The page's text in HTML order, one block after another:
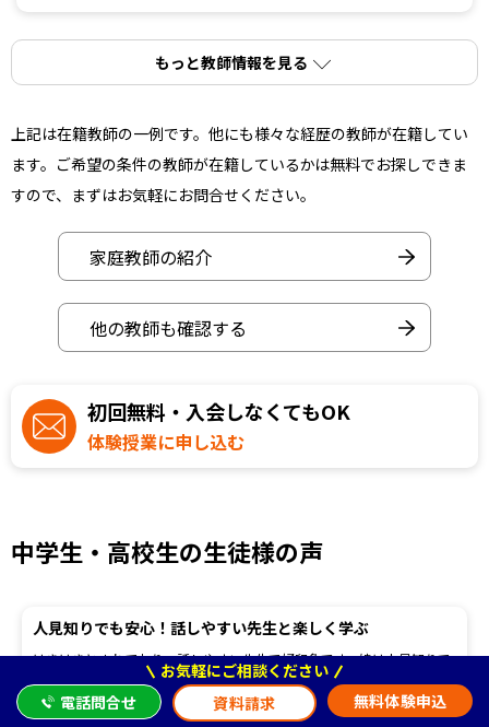
もっと教師情報を見る
上記は在籍教師の一例です。他にも様々な経歴の教師が在籍してい
ます。ご希望の条件の教師が在籍しているかは無料でお探しできま
すので、まずはお気軽にお問合せください。
家庭教師の紹介
他の教師も確認する
初回無料・入会しなくてもOK
体験授業に申し込む
中学生・高校生の生徒様の声
人見知りでも安心！話しやすい先生と楽しく学ぶ
はきはきとされており、話しやすい先生で好印象です。娘は人見知りで
すが、緊張しながらも話せていたので、先生にお願いしようと思いまし
た。
お気軽にご相談ください
電話問合せ
資料請求 無料体験申込